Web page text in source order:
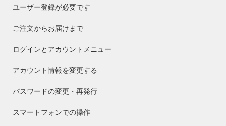
ユーザー登録が必要です
ご注文からお届けまで
ログインとアカウントメニュー
アカウント情報を変更する
パスワードの変更・再発行
スマートフォンでの操作